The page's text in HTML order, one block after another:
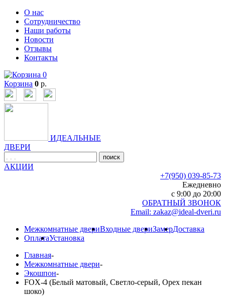
О нас
Сотрудничество
Наши работы
Новости
Отзывы
Контакты
0
Корзина 0 р.
ИДЕАЛЬНЫЕ
ДВЕРИ
поиск
АКЦИИ
+7(950) 039-85-73
Ежедневно
c 9:00 до 20:00
ОБРАТНЫЙ ЗВОНОК
Email: zakaz@ideal-dveri.ru
Межкомнатные двериВходные двериЗамерДоставка
ОплатаУстановка
Главная-
Межкомнатные двери-
Экошпон-
FOX-4 (Белый матовый, Светло-серый, Орех пекан
шоко)